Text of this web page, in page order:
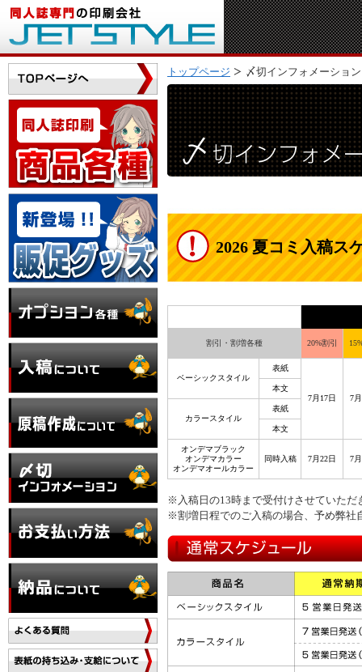
トップページ 〆切インフォメーション
2026 夏コミ入稿ス
割引・割増各種 20%割引
ベーシックスタイル
表紙
7月17日 7
本文
カラースタイル
表紙
本文
オンデマブラック
オンデマカラー
オンデマオールカラー
同時入稿 7月22日 7
※入稿日の13時まで受付けさせていただ
※割増日程でのご入稿の場合、予め弊社